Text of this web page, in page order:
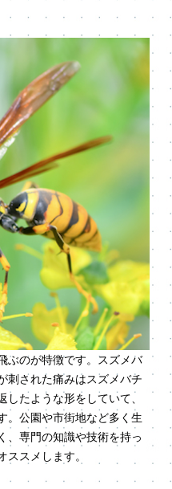
ぶのが特徴です。スズメバ
刺された痛みはスズメバチ
たような形をしていて、
。公園や市街地など多く生
、専門の知識や技術を持っ
スメします。